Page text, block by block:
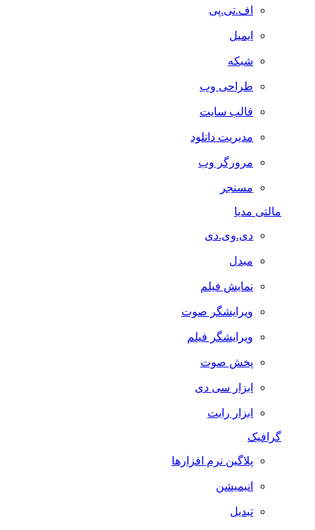
اف.تی.پی
ایمیل
شبکه
طراحی وب
قالب سایت
مدیریت دانلود
مرورگر وب
مسنجر
مالتی مدیا
دی.وی.دی
مبدل
نمایش فیلم
ویرایشگر صوت
ویرایشگر فیلم
پخش صوت
ابزار سی دی
ابزار رایت
گرافیک
پلاگین نرم افزارها
انیمیشن
تبدیل